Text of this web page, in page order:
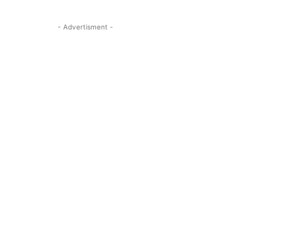
- Advertisment -